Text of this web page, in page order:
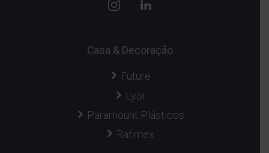
Casa & Decoração
Future
Lyor
Paramount Plásticos
Rafimex